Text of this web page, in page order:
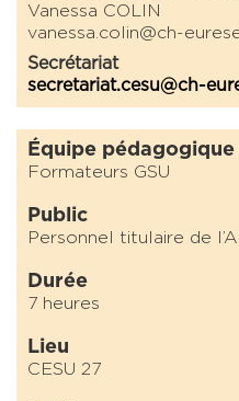
Vanessa COLIN
vanessa.colin@ch-
Secrétariat
secretariat.cesu@ch-
Équipe pédagogique
Formateurs GSU
Public
Personnel titulaire de
Durée
7 heures
Lieu
CESU 27